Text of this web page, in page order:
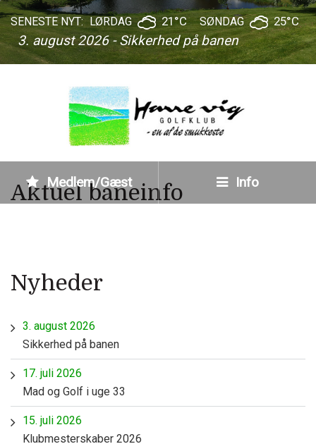
SENESTE NYT:
3. august 2026 - Sikkerhed på banen
LØRDAG 21°C SØNDAG 25°C
Medlem/Gæst Info
Aktuel baneinfo
Nyheder
3. august 2026
Sikkerhed på banen
17. juli 2026
Mad og Golf i uge 33
15. juli 2026
Klubmesterskaber 2026